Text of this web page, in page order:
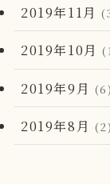
2019年11月
2019年10月
2019年9月 (6)
2019年8月 (2)